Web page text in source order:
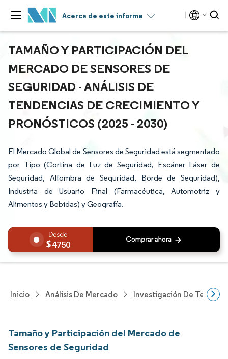
Acerca de este informe
TAMAÑO Y PARTICIPACIÓN DEL
MERCADO DE SENSORES DE
SEGURIDAD - ANÁLISIS DE
TENDENCIAS DE CRECIMIENTO Y
PRONÓSTICOS (2025 - 2030)
El Mercado Global de Sensores de Seguridad está segmentado
por Tipo (Cortina de Luz de Seguridad, Escáner Láser de
Seguridad, Alfombra de Seguridad, Borde de Seguridad),
Industria de Usuario Final (Farmacéutica, Automotriz y
Alimentos y Bebidas) y Geografía.
4750
Inicio Análisis De Mercado Investigación De
Tamaño y Participación del Mercado de
Sensores de Seguridad